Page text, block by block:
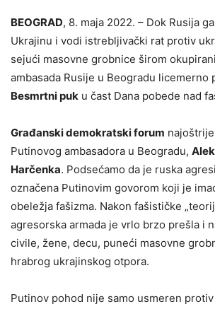
BEOGRAD, 8. maja 2022. – Dok Rusija
Ukrajinu i vodi istrebljivački rat protiv
sejući masovne grobnice širom
ambasada Rusije u Beogradu licemerno
Besmrtni puk u čast Dana pobede nad
Građanski demokratski forum
Putinovog ambasadora u Beogradu,
Harčenka. Podsećamo da je ruska
označena Putinovim govorom koji je
obeležja fašizma. Nakon fašističke
agresorska armada je vrlo brzo prešla i
civile, žene, decu, puneći masovne
hrabrog ukrajinskog otpora.
Putinov pohod nije samo usmeren